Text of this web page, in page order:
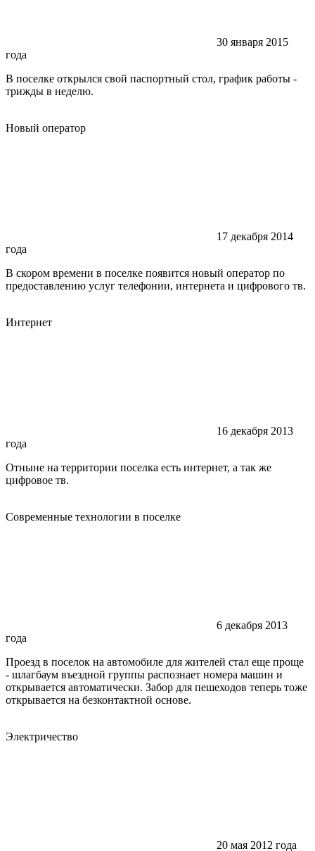
30 января 2015
года
В поселке открылся свой паспортный стол, график работы -
трижды в неделю.
Новый оператор
17 декабря 2014
года
В скором времени в поселке появится новый оператор по
предоставлению услуг телефонии, интернета и цифрового тв.
Интернет
16 декабря 2013
года
Отныне на территории поселка есть интернет, а так же
цифровое тв.
Современные технологии в поселке
6 декабря 2013
года
Проезд в поселок на автомобиле для жителей стал еще проще
- шлагбаум въездной группы распознает номера машин и
открывается автоматически. Забор для пешеходов теперь тоже
открывается на безконтактной основе.
Электричество
20 мая 2012 года